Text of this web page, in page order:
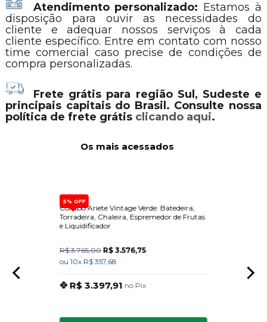
Atendimento personalizado: Estamos à
disposição para ouvir as necessidades do
cliente e adequar nossos serviços à cada
cliente específico. Entre em contato com nosso
time comercial caso precise de condições de
compra personalizadas.
Frete grátis para região Sul, Sudeste e
principais capitais do Brasil. Consulte nossa
política de frete grátis clicando aqui.
Os mais acessados
5% OFF
Combo Ariete Vintage Verde: Batedeira,
Torradeira, Chaleira, Espremedor de Frutas
e Liquidificador
R$ 3.765,00 R$ 3.576,75
ou 10x R$ 357,68
R$ 3.397,91 no Pix